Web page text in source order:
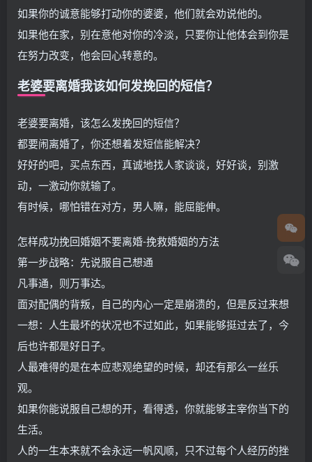
如果你的诚意能够打动你的婆婆，他们就会劝说他的。
如果他在家，别在意他对你的冷淡，只要你让他体会到你是
在努力改变，他会回心转意的。
老婆要离婚我该如何发挽回的短信？
老婆要离婚，该怎么发挽回的短信？
都要闹离婚了，你还想着发短信能解决？
好好的吧，买点东西，真诚地找人家谈谈，好好谈，别激
动，一激动你就输了。
有时候，哪怕错在对方，男人嘛，能屈能伸。
怎样成功挽回婚姻不要离婚-挽救婚姻的方法
第一步战略：先说服自己想通
凡事通，则万事达。
面对配偶的背叛，自己的内心一定是崩溃的，但是反过来想
一想：人生最坏的状况也不过如此，如果能够挺过去了，今
后也许都是好日子。
人最难得的是在本应悲观绝望的时候，却还有那么一丝乐
观。
如果你能说服自己想的开，看得透，你就能够主宰你当下的
生活。
人的一生本来就不会永远一帆风顺，只不过每个人经历的挫